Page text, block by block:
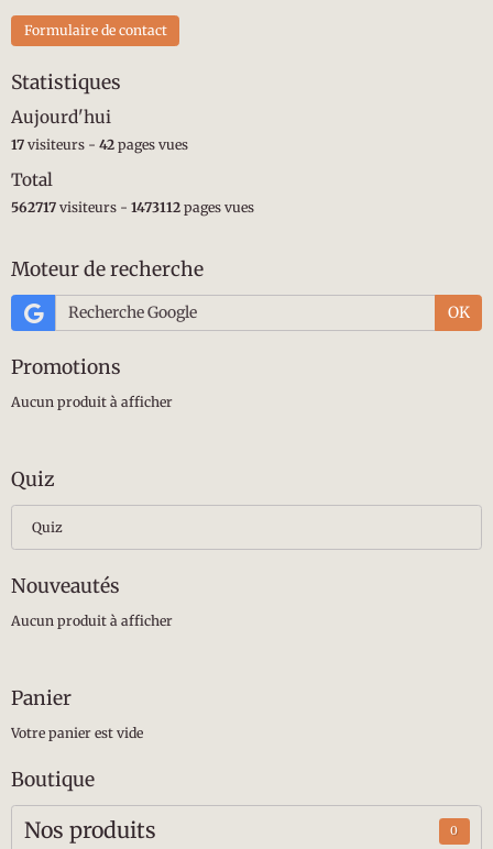
Formulaire de contact
Statistiques
Aujourd'hui
17 visiteurs - 42 pages vues
Total
562717 visiteurs - 1473112 pages vues
Moteur de recherche
OK
Promotions
Aucun produit à afficher
Quiz
Quiz
Nouveautés
Aucun produit à afficher
Panier
Votre panier est vide
Boutique
Nos produits 0